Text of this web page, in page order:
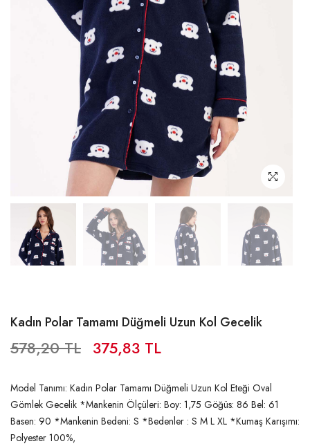
Kadın Polar Tamamı Düğmeli Uzun Kol Gecelik
578,20 TL 375,83 TL
Model Tanımı: Kadın Polar Tamamı Düğmeli Uzun Kol Eteği Oval
Gömlek Gecelik *Mankenin Ölçüleri: Boy: 1,75 Göğüs: 86 Bel: 61
Basen: 90 *Mankenin Bedeni: S *Bedenler : S M L XL *Kumaş Karışımı:
Polyester 100%,